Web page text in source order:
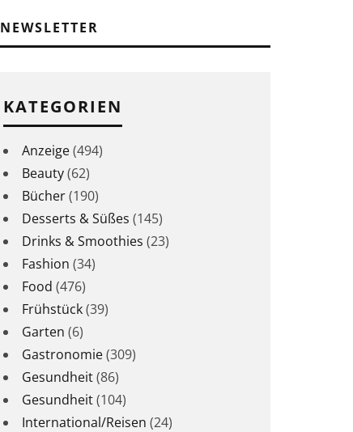
NEWSLETTER
KATEGORIEN
Anzeige(494)
Beauty(62)
Bücher(190)
Desserts & Süßes (145)
Drinks & Smoothies (23)
Fashion (34)
Food (476)
Frühstück(39)
Garten (6)
Gastronomie(309)
Gesundheit(86)
Gesundheit(104)
International/Reisen (24)